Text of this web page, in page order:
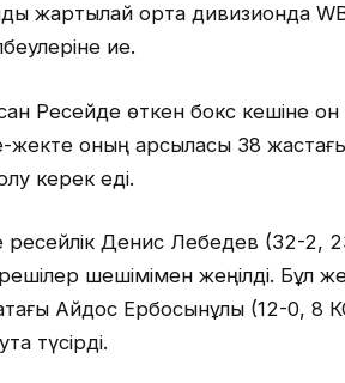
жартылай орта дивизионда
ие.
Ресейде өткен бокс кешіне он
оның қарсыласы 38
керек еді.
ресейлік Денис Лебедев (32-2,
шешімімен жеңілді. Бұл
Айдос Ербосынұлы (12-0, 8
түсірді.